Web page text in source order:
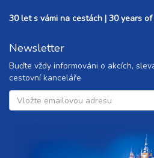
30 let s vámi na cestách | 30 years
Newsletter
Buďte vždy informováni o akcích,
cestovní kanceláře